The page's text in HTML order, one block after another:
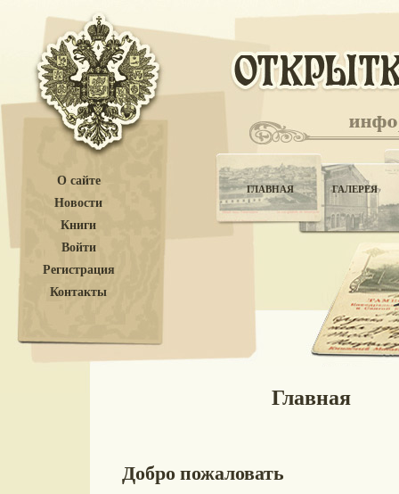
О сайте
Новости
Книги
Войти
Регистрация
Контакты
ГЛАВНАЯ ГАЛЕРЕЯ
Главная
Добро пожаловать